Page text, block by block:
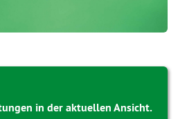
in der aktuellen Ansicht.